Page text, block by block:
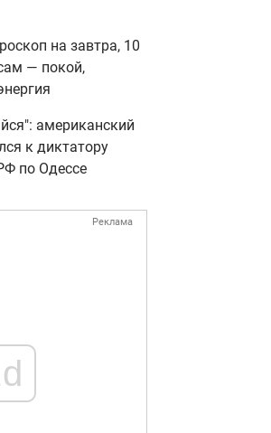
на завтра, 10
— покой,
американский
к диктатору
по Одессе
Реклама